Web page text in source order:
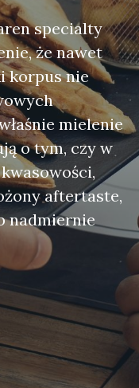
specialty
że nawet
korpus nie
mielenie
o tym, czy w
aftertaste,
nadmiernie